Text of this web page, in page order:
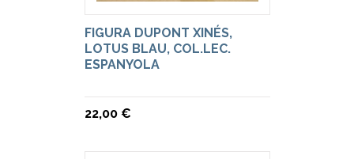
FIGURA DUPONT XINÉS,
LOTUS BLAU, COL.LEC.
ESPANYOLA
22,00 €